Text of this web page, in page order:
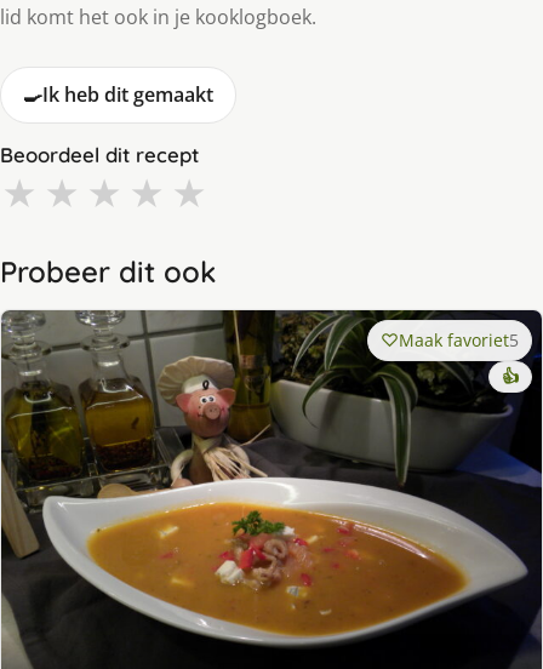
lid komt het ook in je kooklogboek.
🍳Ik heb dit gemaakt
Beoordeel dit recept
★ ★ ★ ★ ★
Probeer dit ook
Maak favoriet5
👍